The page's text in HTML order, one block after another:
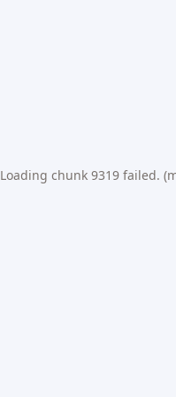
Loading chunk 9319 failed.